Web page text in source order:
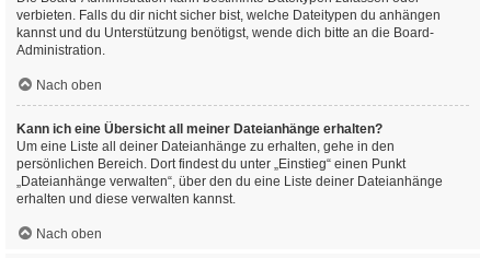
verbieten. Falls du dir nicht sicher bist, welche Dateitypen du anhängen
kannst und du Unterstützung benötigst, wende dich bitte an die Board-
Administration.
Nach oben
Kann ich eine Übersicht all meiner Dateianhänge erhalten?
Um eine Liste all deiner Dateianhänge zu erhalten, gehe in den
persönlichen Bereich. Dort findest du unter „Einstieg“ einen Punkt
„Dateianhänge verwalten“, über den du eine Liste deiner Dateianhänge
erhalten und diese verwalten kannst.
Nach oben